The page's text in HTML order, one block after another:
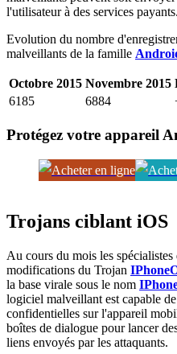
l'utilisateur à des services payants.
Evolution du nombre
malveillants de la famille
Octobre 2015 Novembre 2015
6185
6884
Protégez votre appareil
Trojans ciblant iOS
Au cours du mois les
modifications du Trojan
la base virale sous le nom
logiciel malveillant est capable
confidentielles sur l'appareil
boîtes de dialogue pour lancer
liens envoyés par les attaquants.